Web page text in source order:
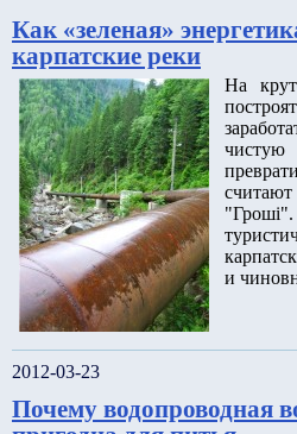
Как «зеленая»
карпатские реки
На
и
2012-03-23
Почему водопроводная